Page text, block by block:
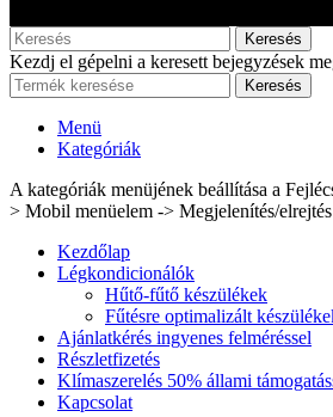
Keresés
Kezdj el gépelni a keresett bejegyzések
Keresés
Menü
Kategóriák
A kategóriák menüjének beállítása a
> Mobil menüelem -> Megjelenítés/
Kezdőlap
Légkondicionálók
Hűtő-fűtő készülékek
Fűtésre optimalizált
Ajánlatkérés ingyenes felméréssel
Részletfizetés
Klímaszerelés 50% állami
Kapcsolat